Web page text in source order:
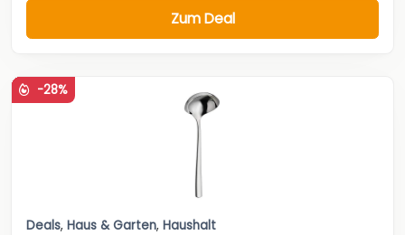
Zum Deal
-28%
Deals, Haus & Garten, Haushalt